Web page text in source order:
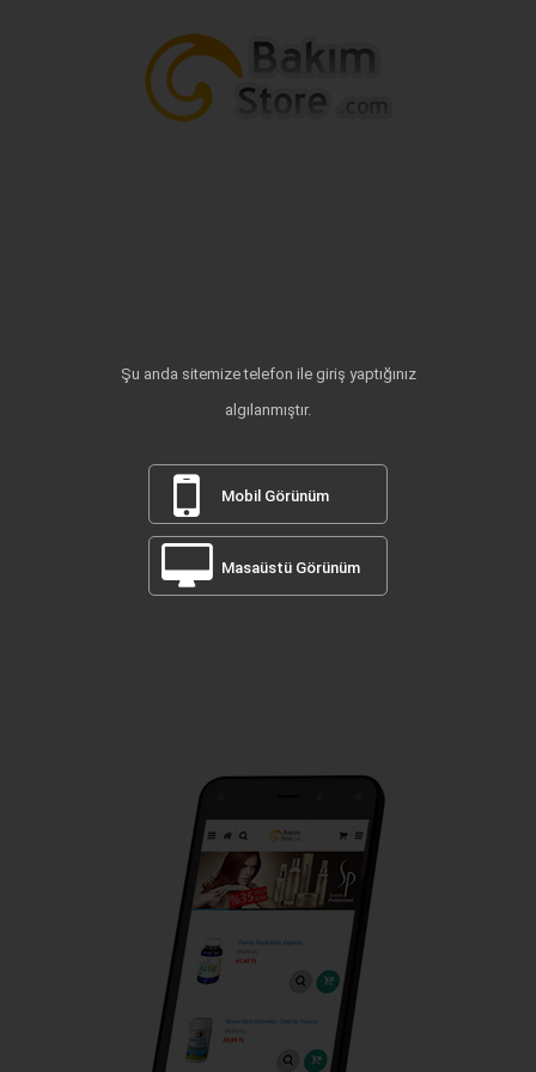
Şu anda sitemize telefon ile giriş yaptığınız
algılanmıştır.
Mobil Görünüm
Masaüstü Görünüm